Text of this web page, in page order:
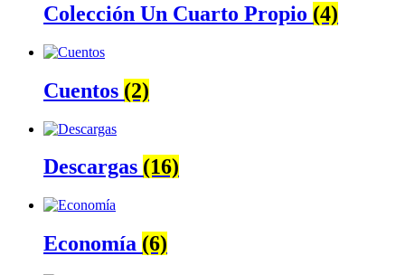
Colección Un Cuarto Propio (4)
Cuentos (2)
Descargas (16)
Economía (6)